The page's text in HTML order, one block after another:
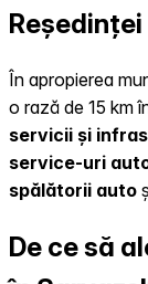
În apropierea
o rază de 15 km
servicii și
service-uri
spălătorii auto
De ce să